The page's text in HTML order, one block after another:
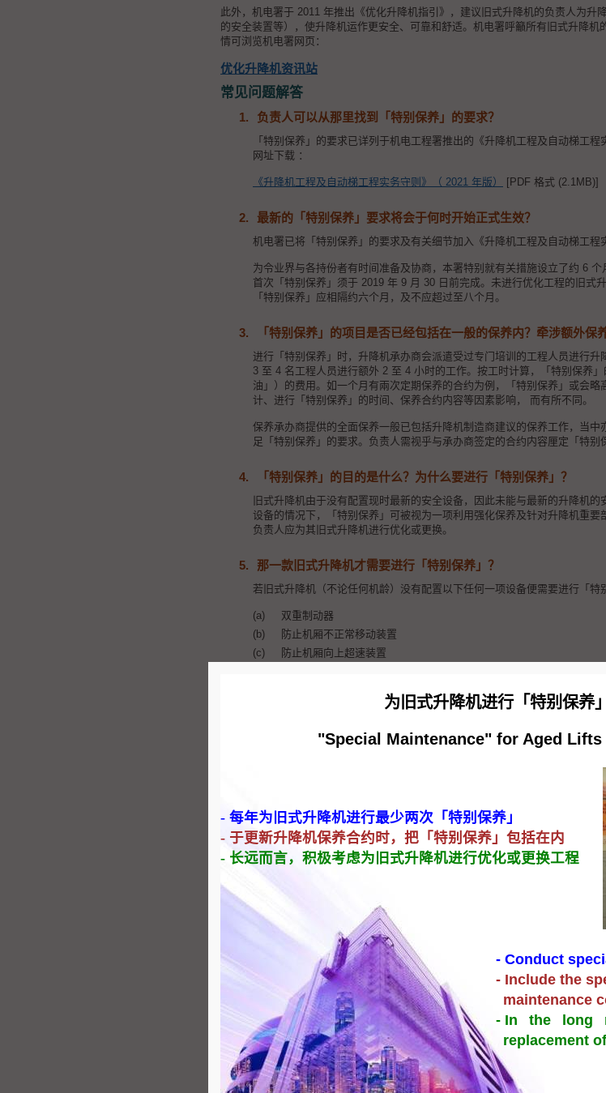
此外，机电署于 2011 年推出《优化升降机指引》，建议旧式升降机的负责人为升
的安全装置等），使升降机运作更安全、可靠和舒适。机电署呼籲所有旧式升降
情可浏览机电署网页：
优化升降机资讯站
常见问题解答
1. 负责人可以从那里找到「特别保养」的要求？
「特别保养」的要求已详列于机电工程署推出的《升降机工程及自动梯工
网址下载 ：
《升降机工程及自动梯工程实务守则》（ 2021 年版） [PDF 格式 (2.1MB)]
2. 最新的「特别保养」要求将会于何时开始正式生效？
机电署已将「特别保养」的要求及有关细节加入《升降机工程及自动梯工程
为令业界与各持份者有时间准备及协商，本署特别就有关措施设立了约 6
首次「特别保养」须于 2019 年 9 月 30 日前完成。未进行优化工程的旧式
「特别保养」应相隔约六个月，及不应超过至八个月。
3. 「特别保养」的项目是否已经包括在一般的保养内？牵涉额外保
进行「特别保养」时，升降机承办商会派遣受过专门培训的工程人员进行
3 至 4 名工程人员进行额外 2 至 4 小时的工作。按工时计算，「特别保养
油」）的费用。如一个月有兩次定期保养的合约为例，「特别保养」或会
计、进行「特别保养」的时间、保养合约内容等因素影响， 而有所不同。
保养承办商提供的全面保养一般已包括升降机制造商建议的保养工作，当
足「特别保养」的要求。负责人需视乎与承办商签定的合约内容厘定「特别
4. 「特别保养」的目的是什么？为什么要进行「特别保养」？
旧式升降机由于没有配置现时最新的安全设备，因此未能与最新的升降机
设备的情况下，「特别保养」可被视为一项利用强化保养及针对升降机重要
负责人应为其旧式升降机进行优化或更换。
5. 那一款旧式升降机才需要进行「特别保养」？
若旧式升降机（不论任何机龄）没有配置以下任何一项设备便需要进行「特
双重制动器
防止机厢不正常移动装置
防止机厢向上超速装置
负责人可向升降机保养承办商查询有关升降机是否配置了双重制动器、防
此外，为升降机进行年度检验的注册升降机工程师，亦会在申请准许继续
安全证书上阐述该升降机的有关设备配置情况。因此，负责人可以查看有
7. 旧式油压式升降机需要进行「特别保养」吗？
部份升降机机种，例如油压式升降机、小型送货升降机、垂直升降台及梯
8. 「特别保养」包括什么项目？
「特别保养」是针对旧式升降机的制动器、曳引机及层站门锁的保养。「
为升降机制动器作制动器装置分解保养及为制动器的重要部件作量度
为升降机制动器进行空载刹车距离测试
量度升降机曳引机的曳引轮坑及进行空载曳引力测试
检查所有升降机层站门的机械锁及电气接点
所有「特别保养」的项目每年均需进行两次，但制动器装置分解保养的次数
此外，机电署亦要求承办商将相关保养工作的预定日期、保养后的结果、检
及抽查。
为旧式升降机进行「特别保养」
"Special Maintenance" for Aged Lifts
- 每年为旧式升降机进行最少两次「特别保养」
- 于更新升降机保养合约时，把「特别保养」包括在内
- 长远而言，积极考虑为旧式升降机进行优化或更换工程
- Conduct
- Include the
maintenance
- In the long
replacement